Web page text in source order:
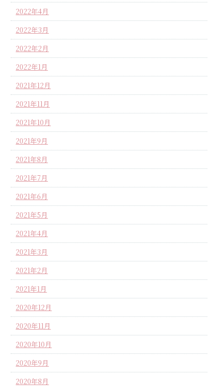
2022年4月
2022年3月
2022年2月
2022年1月
2021年12月
2021年11月
2021年10月
2021年9月
2021年8月
2021年7月
2021年6月
2021年5月
2021年4月
2021年3月
2021年2月
2021年1月
2020年12月
2020年11月
2020年10月
2020年9月
2020年8月